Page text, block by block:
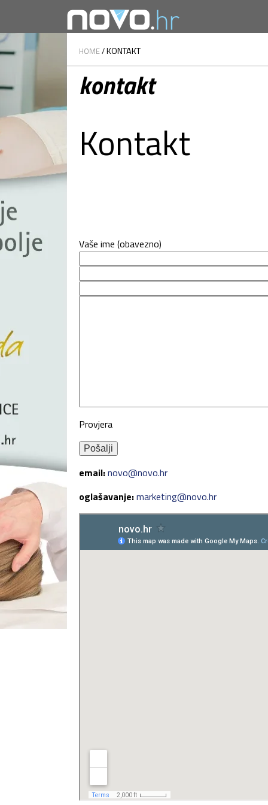
HOME/KONTAKT
kontakt
Kontakt
Vaše ime (obavezno)
Provjera
email:novo@novo.hr
oglašavanje:marketing@novo.hr